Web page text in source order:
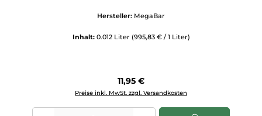
Hersteller: MegaBar
Inhalt: 0.012 Liter (995,83 € / 1 Liter)
Regulärer Preis:
11,95 €
Preise inkl. MwSt. zzgl. Versandkosten
Produkt Anzahl: Gib den gewünschten Wert ein oder benutze die